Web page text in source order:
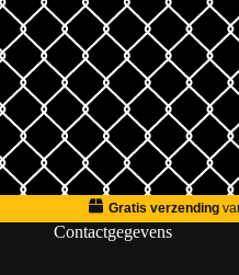
Gratis verzending
Contactgegevens